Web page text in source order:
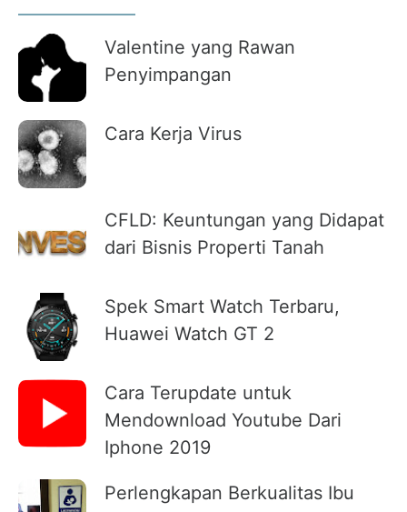
Valentine yang Rawan
Penyimpangan
Cara Kerja Virus
CFLD: Keuntungan yang Didapat
dari Bisnis Properti Tanah
Spek Smart Watch Terbaru,
Huawei Watch GT 2
Cara Terupdate untuk
Mendownload Youtube Dari
Iphone 2019
Perlengkapan Berkualitas Ibu